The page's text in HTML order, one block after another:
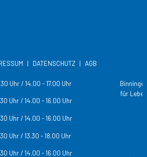
DATENSCHUTZ
AGB
Uhr / 14.00 - 17.00 Uhr
für
Uhr / 14.00 - 16.00 Uhr
Uhr / 14.00 - 16.00 Uhr
Uhr / 13.30 - 18.00 Uhr
Uhr / 14.00 - 16.00 Uhr